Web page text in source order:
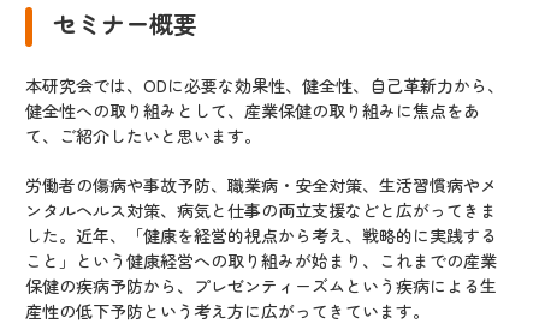
セミナー概要
本研究会では、ODに必要な効果性、健全性、自己革新力から、
健全性への取り組みとして、産業保健の取り組みに焦点をあ
て、ご紹介したいと思います。
労働者の傷病や事故予防、職業病・安全対策、生活習慣病やメ
ンタルヘルス対策、病気と仕事の両立支援などと広がってきま
した。近年、「健康を経営的視点から考え、戦略的に実践する
こと」という健康経営への取り組みが始まり、これまでの産業
保健の疾病予防から、プレゼンティーズムという疾病による生
産性の低下予防という考え方に広がってきています。